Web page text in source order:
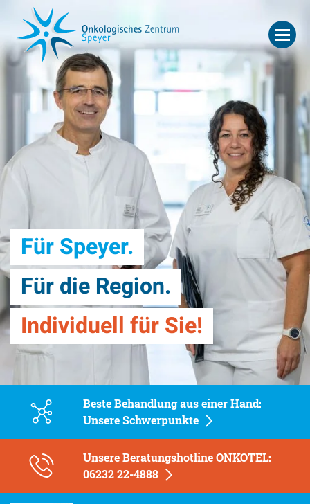
Für Speyer.
Für die Region.
Individuell für Sie!
Beste Behandlung aus einer Hand:
Unsere Schwerpunkte
Unsere Beratungshotline ONKOTEL:
06232 22-4888